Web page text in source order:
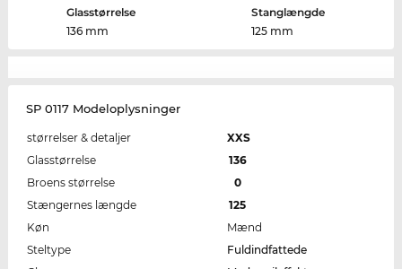
Glasstørrelse
136 mm
Stanglængde
125 mm
SP 0117 Modeloplysninger
størrelser & detaljer
XXS
Glasstørrelse
136
Broens størrelse
0
Stængernes længde
125
Køn
Mænd
Steltype
Fuldindfattede